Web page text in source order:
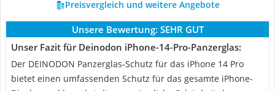
Preisvergleich und weitere Angebote
Unsere Bewertung: SEHR GUT
Unser Fazit für Deinodon iPhone-14-Pro-Panzerglas:
Der DEINODON Panzerglas-Schutz für das iPhone 14 Pro
bietet einen umfassenden Schutz für das gesamte iPhone-